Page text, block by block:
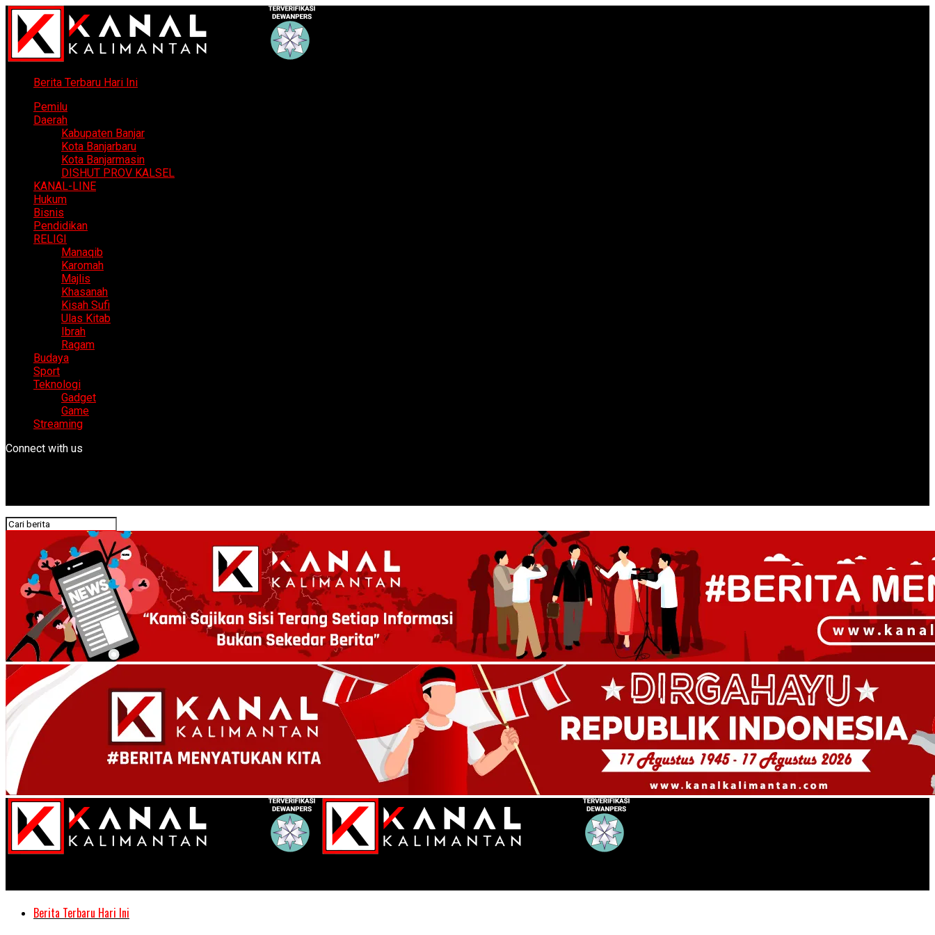
Berita Terbaru Hari Ini
Pemilu
Daerah
Kabupaten Banjar
Kota Banjarbaru
Kota Banjarmasin
DISHUT PROV KALSEL
KANAL-LINE
Hukum
Bisnis
Pendidikan
RELIGI
Manaqib
Karomah
Majlis
Khasanah
Kisah Sufi
Ulas Kitab
Ibrah
Ragam
Budaya
Sport
Teknologi
Gadget
Game
Streaming
Connect with us
Berita Terbaru Hari Ini